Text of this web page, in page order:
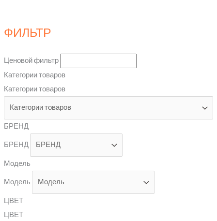
ФИЛЬТР
Ценовой фильтр
Категории товаров
Категории товаров
БРЕНД
БРЕНД
Модель
Модель
ЦВЕТ
ЦВЕТ